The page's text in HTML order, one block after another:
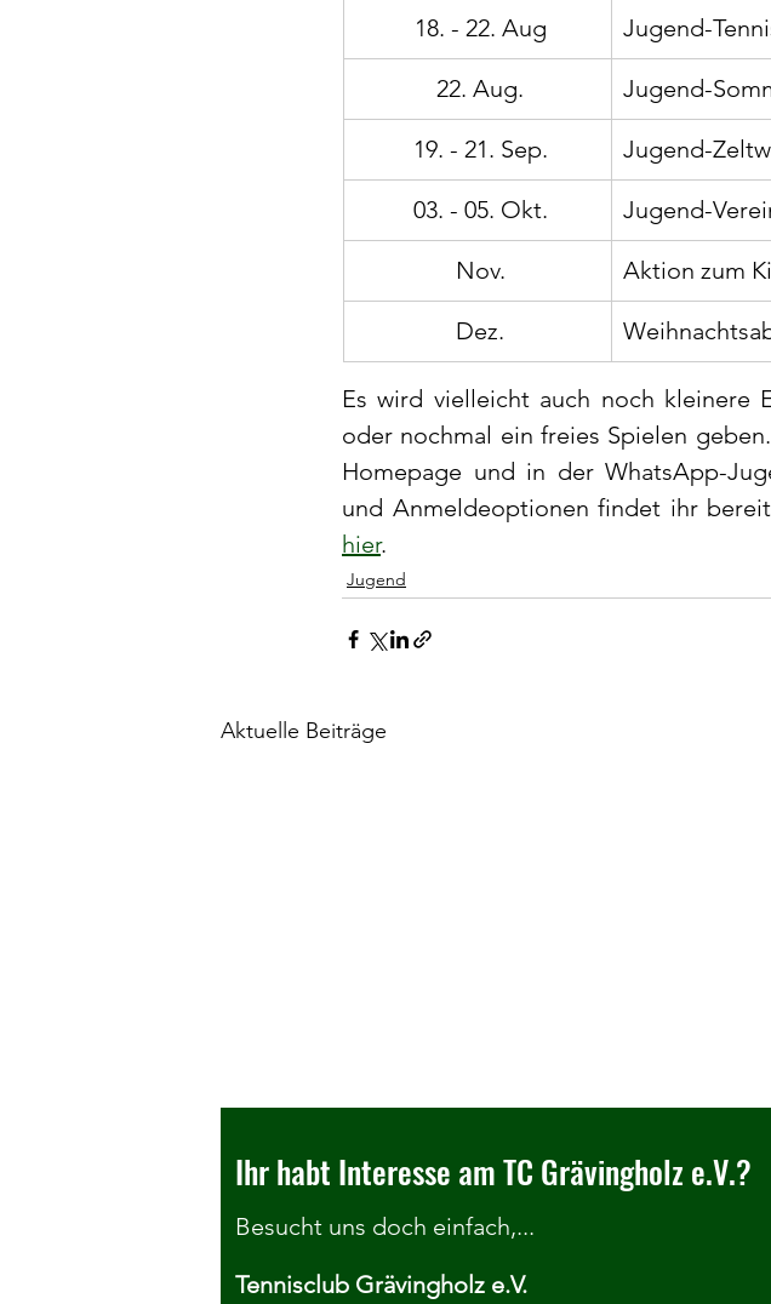
18. - 22. Aug Jugend-
22. Aug. Jugend-
19. - 21. Sep. Jugend-
03. - 05. Okt. Jugend-
Nov.
Dez.
Es wird vielleicht auch noch kleinere
oder nochmal ein freies Spielen
Homepage und in der WhatsApp-
und Anmeldeoptionen findet ihr
hier.
Jugend
Aktuelle Beiträge
Ihr habt Interesse am TC Grävingholz e.V.?
Besucht uns doch einfach,...
Tennisclub Grävingholz e.V.